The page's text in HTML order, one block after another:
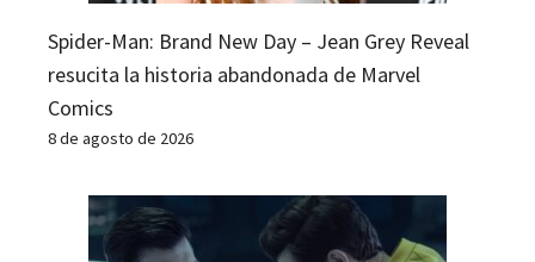
Spider-Man: Brand New Day – Jean Grey Reveal
resucita la historia abandonada de Marvel
Comics
8 de agosto de 2026